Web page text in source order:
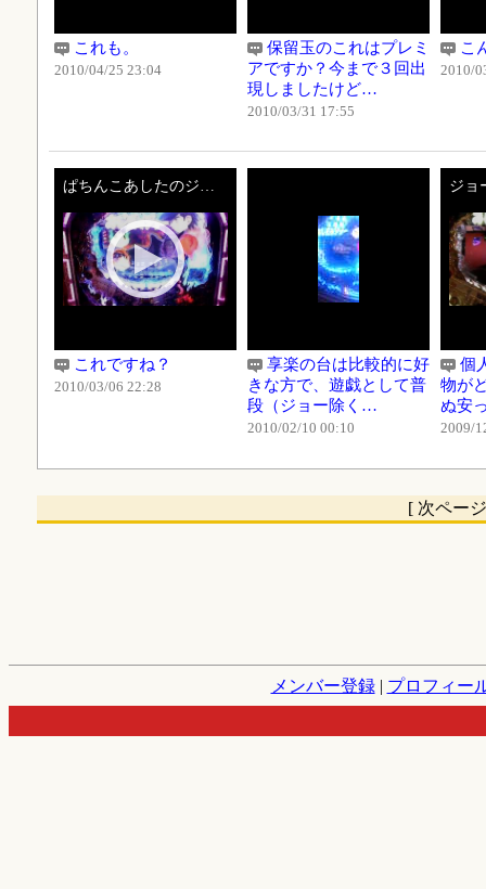
これも。
2010/04/25 23:04
保留玉のこれはプレミ
アですか？今まで３回出
現しましたけど…
2010/03/31 17:55
こ
2010/
ぱちんこあしたのジョー：通常演出～擬似連～大当り演出まで.AVI
これですね？
2010/03/06 22:28
享楽の台は比較的に好
きな方で、遊戯として普
段（ジョー除く…
2010/02/10 00:10
個
物が
ぬ安
2009/
[ 次ペ
メンバー登録| プロフィー